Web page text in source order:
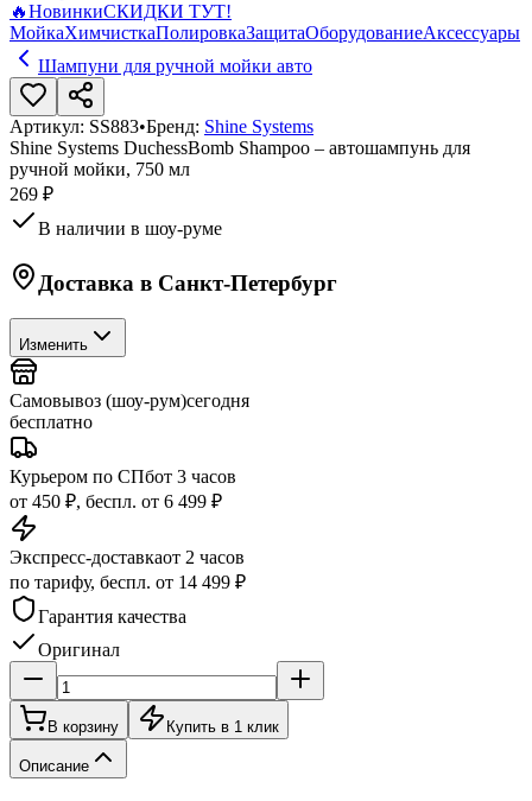
🔥НовинкиСКИДКИ ТУТ!
МойкаХимчисткаПолировкаЗащитаОборудованиеАксессуары
Шампуни для ручной мойки авто
Артикул: SS883•Бренд: Shine Systems
Shine Systems DuchessBomb Shampoo – автошампунь для
ручной мойки, 750 мл
269 ₽
В наличии в шоу-руме
Доставка в Санкт-Петербург
Изменить
Самовывоз (шоу-рум)сегодня
бесплатно
Курьером по СПбот 3 часов
от 450 ₽, беспл. от 6 499 ₽
Экспресс-доставкаот 2 часов
по тарифу, беспл. от 14 499 ₽
Гарантия качества
Оригинал
В корзину Купить в 1 клик
Описание